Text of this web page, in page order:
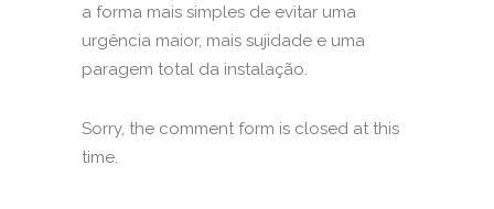
a forma mais simples de evitar uma
urgência maior, mais sujidade e uma
paragem total da instalação.
Sorry, the comment form is closed at this
time.